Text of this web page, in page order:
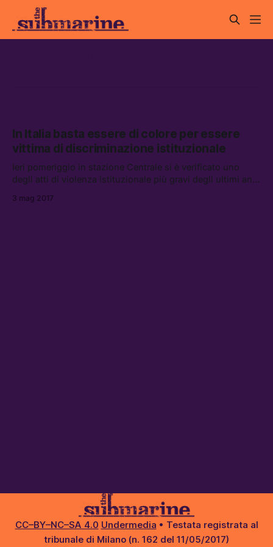
In Italia basta essere di colore per essere
vittima di discriminazione istituzionale
Ieri pomeriggio in stazione Centrale si è verificato uno
degli atti di violenza istituzionale più gravi degli ultimi anni
flussi migratori.
3 mag 2017
CC–BY–NC–SA 4.0 Undermedia • Testata registrata al
tribunale di Milano (n. 162 del 11/05/2017)